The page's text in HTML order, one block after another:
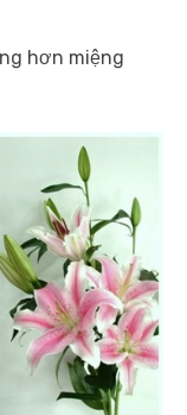
hơn miệng